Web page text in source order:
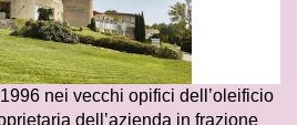
nei vecchi opifici dell’oleificio
dell’azienda in frazione